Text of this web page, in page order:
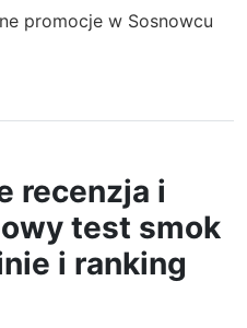
promocje w Sosnowcu
recenzja i
test smok
i ranking